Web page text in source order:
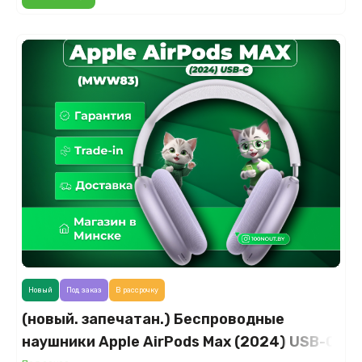
(новый. запечатан.) Беспроводные
наушники Apple AirPods Max (2024) USB-C
Новый Под заказ В рассрочку